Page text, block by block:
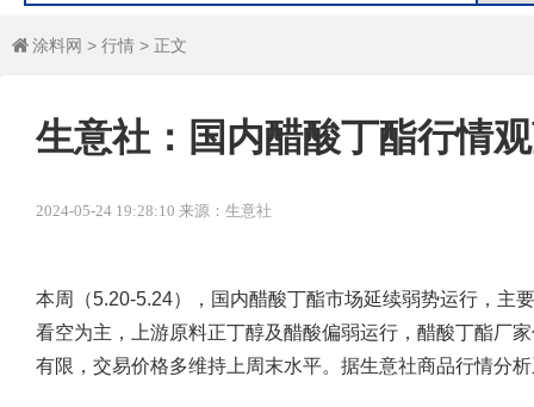
 涂料网 > 行情 > 正文
生意社：国内醋酸丁酯行情
2024-05-24 19:28:10 来源：生意社
本周（5.20-5.24），国内醋酸丁酯市场延续弱势运行，主
看空为主，上游原料正丁醇及醋酸偏弱运行，醋酸丁酯厂
有限，交易价格多维持上周末水平。据生意社商品行情分